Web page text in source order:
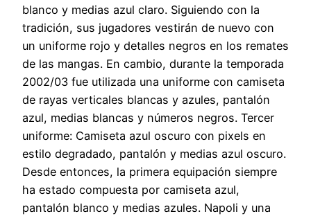
blanco y medias azul claro. Siguiendo con la
tradición, sus jugadores vestirán de nuevo con
un uniforme rojo y detalles negros en los remates
de las mangas. En cambio, durante la temporada
2002/03 fue utilizada una uniforme con camiseta
de rayas verticales blancas y azules, pantalón
azul, medias blancas y números negros. Tercer
uniforme: Camiseta azul oscuro con pixels en
estilo degradado, pantalón y medias azul oscuro.
Desde entonces, la primera equipación siempre
ha estado compuesta por camiseta azul,
pantalón blanco y medias azules. Napoli y una